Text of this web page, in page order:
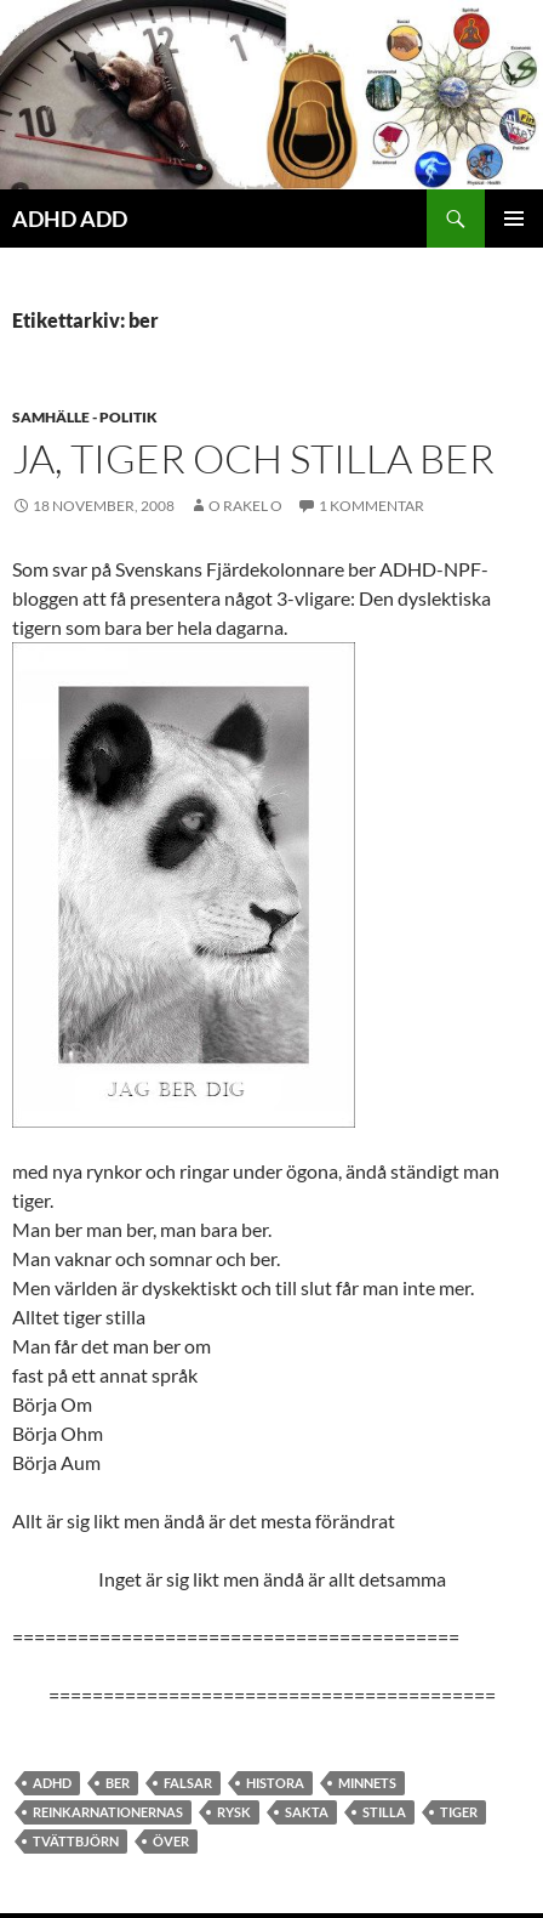
Hoppa
till
innehåll
ADHD ADD
Etikettarkiv: ber
SAMHÄLLE - POLITIK
JA, TIGER OCH STILLA BER
18 NOVEMBER, 2008 O RAKEL O 1 KOMMENTAR
Som svar på Svenskans Fjärdekolonnare ber ADHD-NPF-
bloggen att få presentera något 3-vligare: Den dyslektiska
tigern som bara ber hela dagarna.
med nya rynkor och ringar under ögona, ändå ständigt man
tiger.
Man ber man ber, man bara ber.
Man vaknar och somnar och ber.
Men världen är dyskektiskt och till slut får man inte mer.
Alltet tiger stilla
Man får det man ber om
fast på ett annat språk
Börja Om
Börja Ohm
Börja Aum
Allt är sig likt men ändå är det mesta förändrat
Inget är sig likt men ändå är allt detsamma
=========================================
=========================================
ADHD BER FALSAR HISTORA
MINNETS
REINKARNATIONERNAS
RYSK SAKTA STILLA
TIGER
TVÄTTBJÖRN
ÖVER